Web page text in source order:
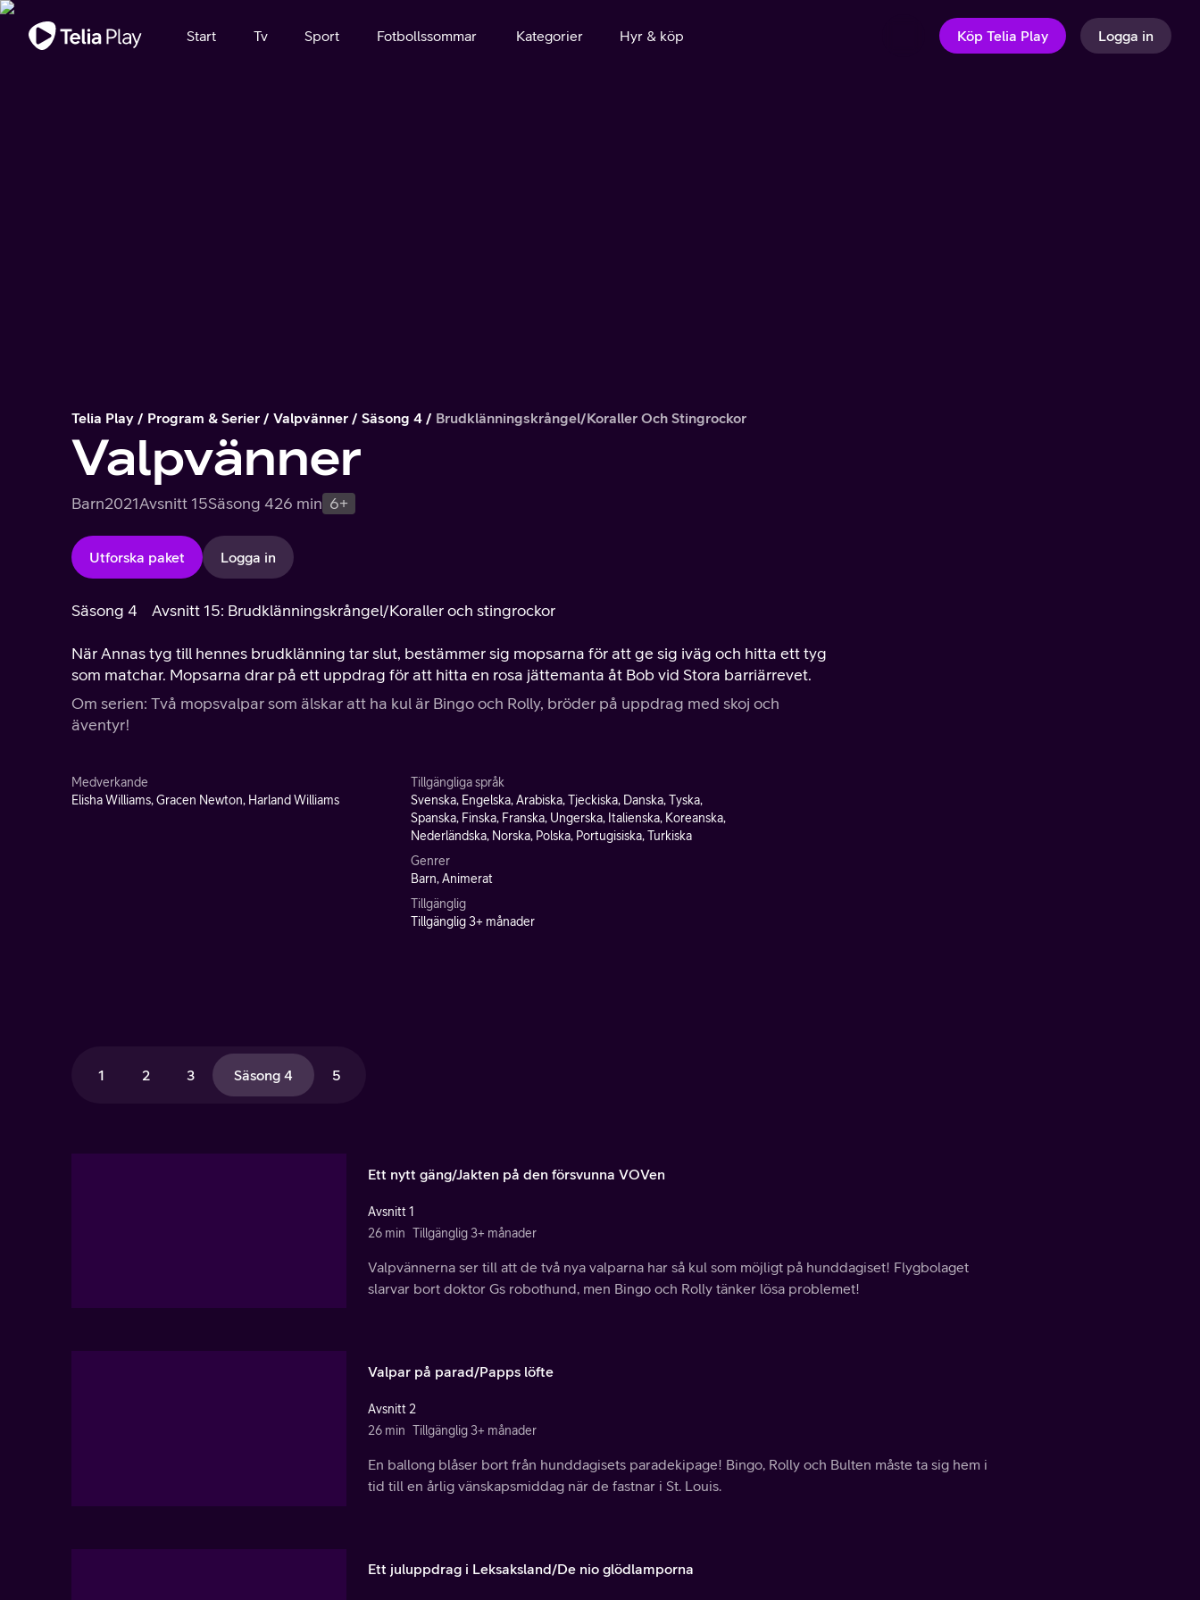
Viktigt meddelande
Start Tv Sport Fotbollssommar Kategorier Hyr & köp Köp Telia Play Logga in
Telia Play Program & Serier Valpvänner Säsong 4 Brudklänningskrångel/Koraller Och Stingrockor
Valpvänner
Barn2021Avsnitt 15Säsong 426 min 6+
Utforska paket Logga in
Säsong 4 Avsnitt 15: Brudklänningskrångel/Koraller och stingrockor
När Annas tyg till hennes brudklänning tar slut, bestämmer sig mopsarna för att ge sig iväg och hitta ett tyg
som matchar. Mopsarna drar på ett uppdrag för att hitta en rosa jättemanta åt Bob vid Stora barriärrevet.
Om serien: Två mopsvalpar som älskar att ha kul är Bingo och Rolly, bröder på uppdrag med skoj och
äventyr!
Medverkande
Elisha Williams, Gracen Newton, Harland Williams
Tillgängliga språk
Svenska, Engelska, Arabiska, Tjeckiska, Danska, Tyska,
Spanska, Finska, Franska, Ungerska, Italienska, Koreanska,
Nederländska, Norska, Polska, Portugisiska, Turkiska
Genrer
Barn, Animerat
Tillgänglig
Tillgänglig 3+ månader
1 2 3 Säsong 4 5
Ett nytt gäng/Jakten på den försvunna VOVen
Avsnitt 1
26 min Tillgänglig 3+ månader
Valpvännerna ser till att de två nya valparna har så kul som möjligt på hunddagiset! Flygbolaget
slarvar bort doktor Gs robothund, men Bingo och Rolly tänker lösa problemet!
Valpar på parad/Papps löfte
Avsnitt 2
26 min Tillgänglig 3+ månader
En ballong blåser bort från hunddagisets paradekipage! Bingo, Rolly och Bulten måste ta sig hem i
tid till en årlig vänskapsmiddag när de fastnar i St. Louis.
Ett juluppdrag i Leksaksland/De nio glödlamporna